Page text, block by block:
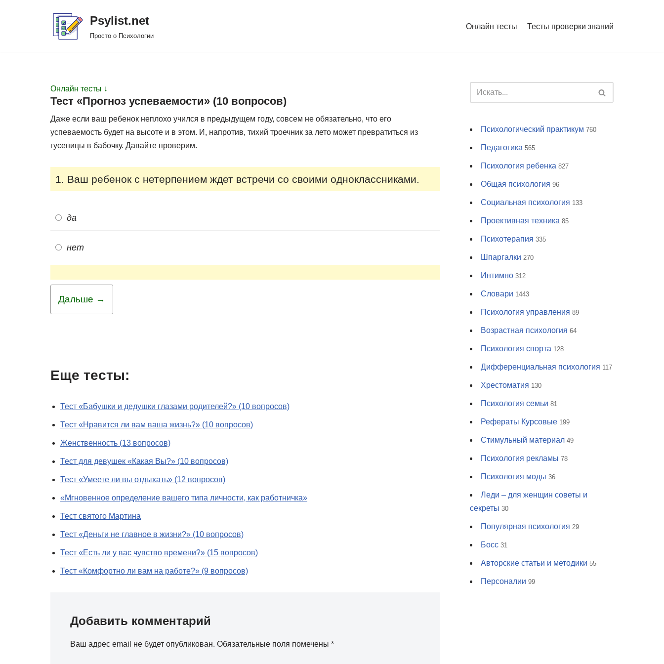
Psylist.net
Просто о Психологии
Онлайн тесты Тесты проверки знаний
Онлайн тесты ↓
Тест «Прогноз успеваемости» (10 вопросов)
Даже если ваш ребенок неплохо учился в предыдущем году, совсем не обязательно, что его
успеваемость будет на высоте и в этом. И, напротив, тихий троечник за лето может превратиться из
гусеницы в бабочку. Давайте проверим.
1. Ваш ребенок с нетерпением ждет встречи со своими одноклассниками.
да
нет
Дальше →
Еще тесты:
Тест «Бабушки и дедушки глазами родителей?» (10 вопросов)
Тест «Нравится ли вам ваша жизнь?» (10 вопросов)
Женственность (13 вопросов)
Тест для девушек «Какая Вы?» (10 вопросов)
Тест «Умеете ли вы отдыхать» (12 вопросов)
«Мгновенное определение вашего типа личности, как работничка»
Тест святого Мартина
Тест «Деньги не главное в жизни?» (10 вопросов)
Тест «Есть ли у вас чувство времени?» (15 вопросов)
Тест «Комфортно ли вам на работе?» (9 вопросов)
Добавить комментарий
Ваш адрес email не будет опубликован. Обязательные поля помечены *
Психологический практикум 760
Педагогика 565
Психология ребенка 827
Общая психология 96
Социальная психология 133
Проективная техника 85
Психотерапия 335
Шпаргалки 270
Интимно 312
Словари 1443
Психология управления 89
Возрастная психология 64
Психология спорта 128
Дифференциальная психология 117
Хрестоматия 130
Психология семьи 81
Рефераты Курсовые 199
Стимульный материал 49
Психология рекламы 78
Психология моды 36
Леди – для женщин советы и
секреты 30
Популярная психология 29
Босс 31
Авторские статьи и методики 55
Персоналии 99